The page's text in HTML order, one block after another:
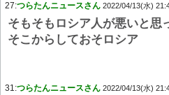
27:つらたんニュースさん 2022/04/13(水)
そもそもロシア人が悪いと思
そこからしておそロシア
31:つらたんニュースさん 2022/04/13(水)